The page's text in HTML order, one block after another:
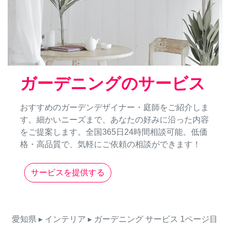
ガーデニングのサービス
おすすめのガーデンデザイナー・庭師をご紹介しま
す。細かいニーズまで、あなたの好みに沿った内容
をご提案します。全国365日24時間相談可能。低価
格・高品質で、気軽にご依頼の相談ができます！
サービスを提供する
愛知県 ▸ インテリア ▸ ガーデニング サービス 1ページ目